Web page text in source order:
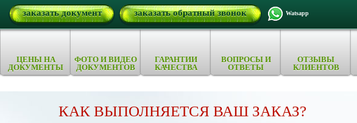
заказать документ заказать обратный звонок Watsapp
ЦЕНЫ НА
ДОКУМЕНТЫ
ФОТО И ВИДЕО
ДОКУМЕНТОВ
ГАРАНТИИ
КАЧЕСТВА
ВОПРОСЫ И
ОТВЕТЫ
ОТЗЫВЫ
КЛИЕНТОВ
КАК ВЫПОЛНЯЕТСЯ ВАШ ЗАКАЗ?